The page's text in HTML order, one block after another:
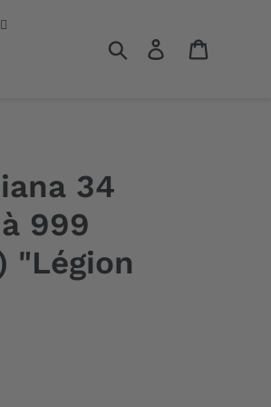
RechercherSe connecter
34
999
"Légion